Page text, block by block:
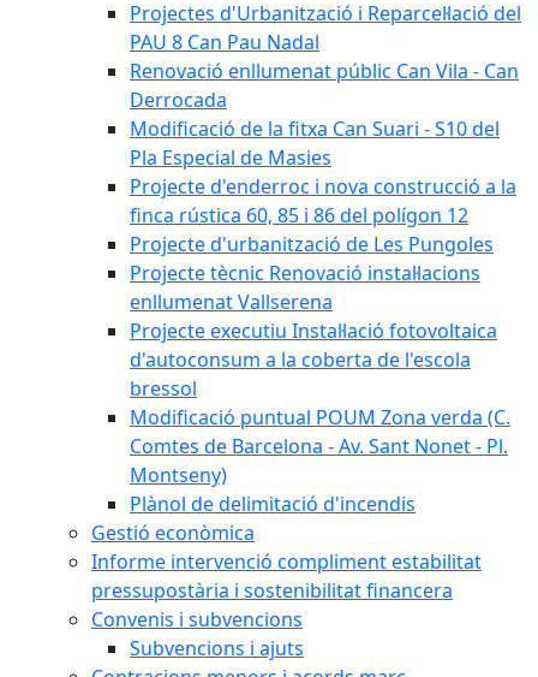
Projectes d'Urbanització i Reparcel·lació del
PAU 8 Can Pau Nadal
Renovació enllumenat públic Can Vila - Can
Derrocada
Modificació de la fitxa Can Suari - S10 del
Pla Especial de Masies
Projecte d'enderroc i nova construcció a la
finca rústica 60, 85 i 86 del polígon 12
Projecte d'urbanització de Les Pungoles
Projecte tècnic Renovació instal·lacions
enllumenat Vallserena
Projecte executiu Instal·lació fotovoltaica
d'autoconsum a la coberta de l'escola
bressol
Modificació puntual POUM Zona verda (C.
Comtes de Barcelona - Av. Sant Nonet - Pl.
Montseny)
Plànol de delimitació d'incendis
Gestió econòmica
Informe intervenció compliment estabilitat
pressupostària i sostenibilitat financera
Convenis i subvencions
Subvencions i ajuts